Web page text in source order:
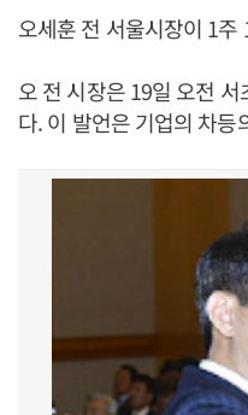
오세훈 전 서울시장이 1
오 전 시장은 19일 오전
다. 이 발언은 기업의 차